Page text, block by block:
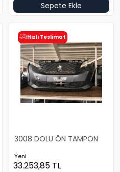
Sepete Ekle
Hızlı Teslimat
3008 DOLU ÖN TAMPON
Yeni
33.253,85 TL